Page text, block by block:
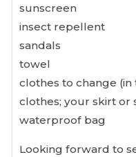
sunscreen
insect repellent
sandals
towel
clothes to change
clothes; your skirt or
waterproof bag
Looking forward to